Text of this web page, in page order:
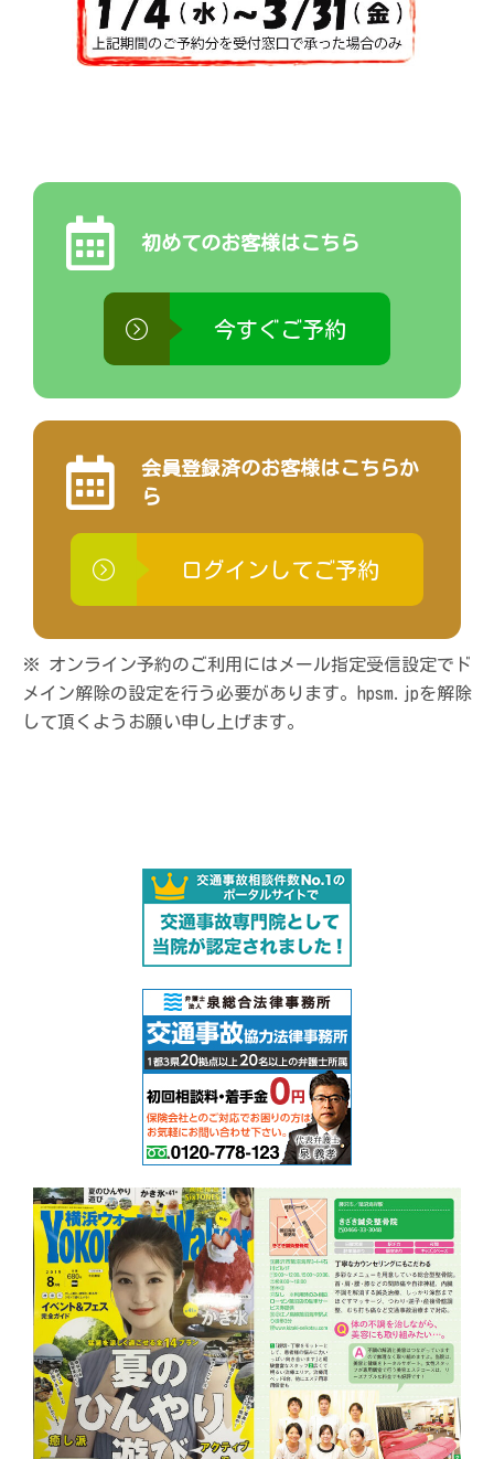
初めてのお客様はこちら
今すぐご予約
会員登録済のお客様はこちらか
ら
ログインしてご予約
※ オンライン予約のご利用にはメール指定受信設定でド
メイン解除の設定を行う必要があります。hpsm.jpを解除
して頂くようお願い申し上げます。